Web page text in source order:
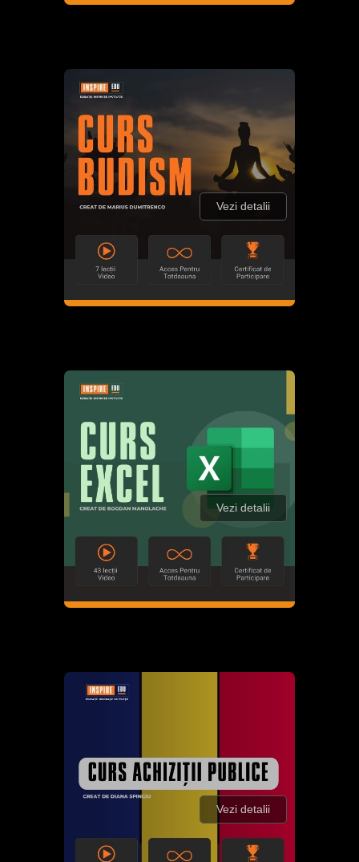
Vezi detalii
Vezi detalii
Vezi detalii